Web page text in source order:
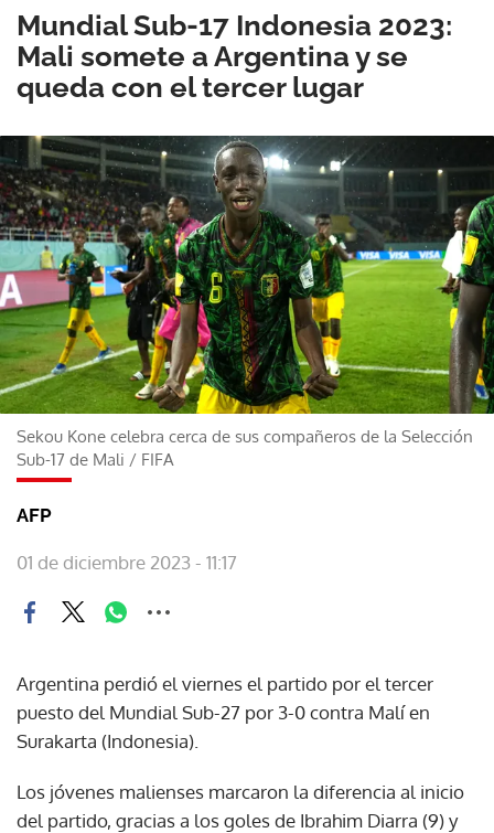
Mundial Sub-17 Indonesia 2023:
Mali somete a Argentina y se
queda con el tercer lugar
Sekou Kone celebra cerca de sus compañeros de la Selección
Sub-17 de Mali / FIFA
AFP
01 de diciembre 2023 - 11:17
Argentina perdió el viernes el partido por el tercer
puesto del Mundial Sub-27 por 3-0 contra Malí en
Surakarta (Indonesia).
Los jóvenes malienses marcaron la diferencia al inicio
del partido, gracias a los goles de Ibrahim Diarra (9) y